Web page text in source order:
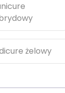
żelowy